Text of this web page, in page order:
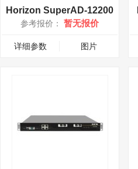
Horizon SuperAD-12200
参考报价： 暂无报价
详细参数 图片